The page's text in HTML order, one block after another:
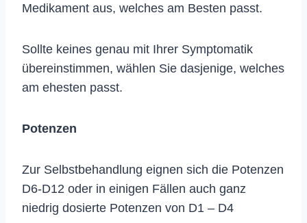
Medikament aus, welches am Besten passt.
Sollte keines genau mit Ihrer Symptomatik
übereinstimmen, wählen Sie dasjenige, welches
am ehesten passt.
Potenzen
Zur Selbstbehandlung eignen sich die Potenzen
D6-D12 oder in einigen Fällen auch ganz
niedrig dosierte Potenzen von D1 – D4